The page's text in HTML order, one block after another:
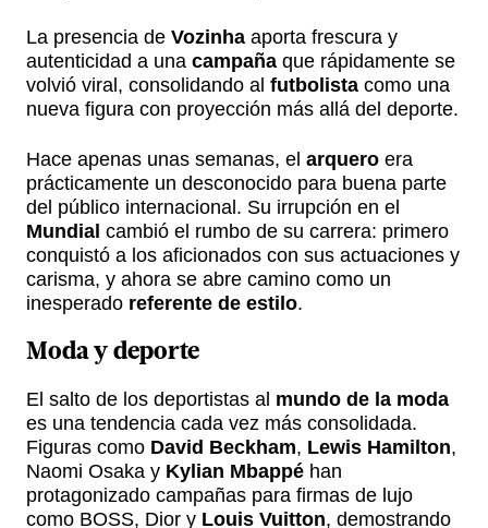
La presencia de Vozinha aporta frescura y
autenticidad a una campaña que rápidamente se
volvió viral, consolidando al futbolista como una
nueva figura con proyección más allá del deporte.
Hace apenas unas semanas, el arquero era
prácticamente un desconocido para buena parte
del público internacional. Su irrupción en el
Mundial cambió el rumbo de su carrera: primero
conquistó a los aficionados con sus actuaciones y
carisma, y ahora se abre camino como un
inesperado referente de estilo.
Moda y deporte
El salto de los deportistas al mundo de la moda
es una tendencia cada vez más consolidada.
Figuras como David Beckham, Lewis Hamilton,
Naomi Osaka y Kylian Mbappé han
protagonizado campañas para firmas de lujo
como BOSS, Dior y Louis Vuitton, demostrando